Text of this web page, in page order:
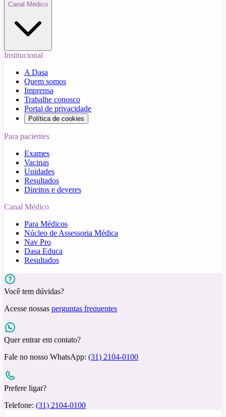
Canal Médico
Institucional
A Dasa
Quem somos
Imprensa
Trabalhe conosco
Portal de privacidade
Política de cookies
Para pacientes
Exames
Vacinas
Unidades
Resultados
Direitos e deveres
Canal Médico
Para Médicos
Núcleo de Assessoria Médica
Nav Pro
Dasa Educa
Resultados
Você tem dúvidas?
Acesse nossas perguntas frequentes
Quer entrar em contato?
Fale no nosso WhatsApp: (31) 2104-0100
Prefere ligar?
Telefone: (31) 2104-0100